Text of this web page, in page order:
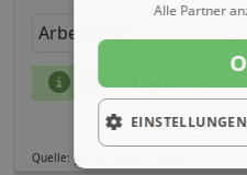
Arbeitszeit
mehr Details
Teilen
Quelle: germanpersonnel.de
Alle Partner